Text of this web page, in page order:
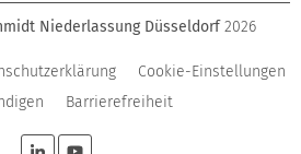
Niederlassung Düsseldorf 2026
Cookie-Einstellungen
Barrierefreiheit